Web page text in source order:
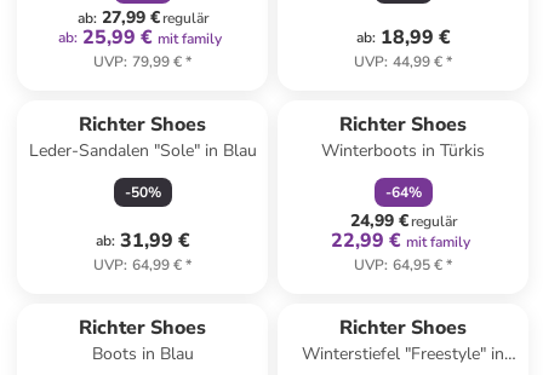
ab: 27,99 €regulär
ab: 25,99 € mit family
UVP: 79,99 €*
ab: 18,99 €
UVP: 44,99 €*
Richter Shoes
Leder-Sandalen "Sole" in Blau
-50%
ab: 31,99 €
UVP: 64,99 €*
Richter Shoes
Winterboots in Türkis
-64%
24,99 €regulär
22,99 € mit family
UVP: 64,95 €*
Richter Shoes
Boots in Blau
Richter Shoes
Winterstiefel "Freestyle" in